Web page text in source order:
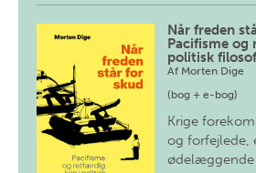
Når freden
Pacifisme
politisk
Af Morten Dige
(bog + e-bog)
Krige
og forfejlede,
ødelæggende